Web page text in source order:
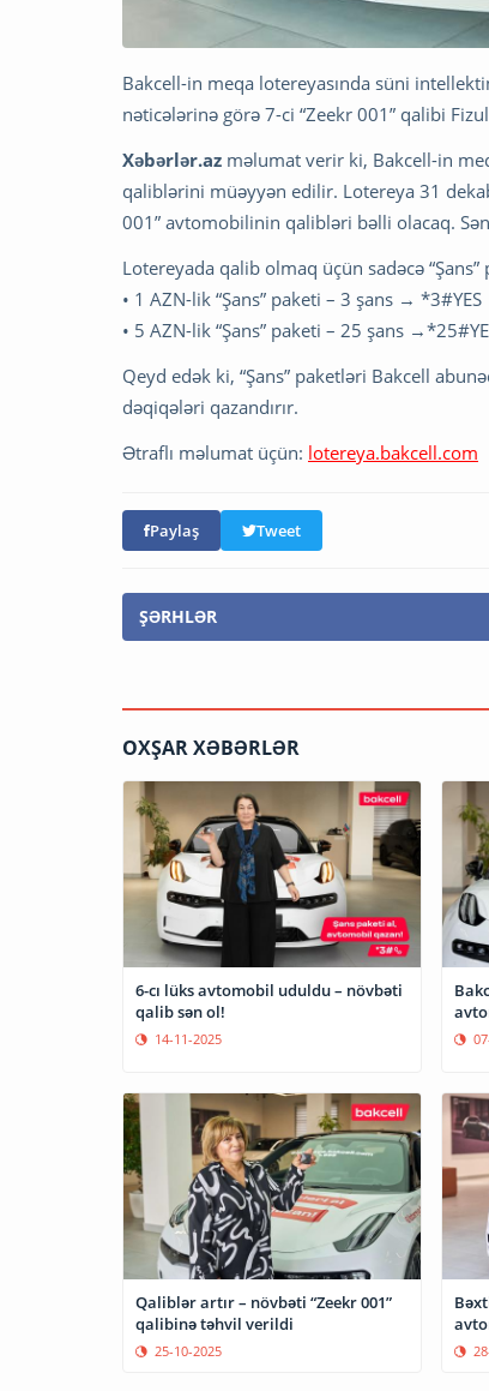
Bakcell-in meqa lotereyasında süni
nəticələrinə görə 7-ci “Zeekr 001” qalibi
Xəbərlər.az məlumat verir ki, Bakcell-in
qaliblərini müəyyən edilir. Lotereya 31
001” avtomobilinin qalibləri bəlli olacaq.
Lotereyada qalib olmaq üçün sadəcə
• 1 AZN-lik “Şans” paketi – 3 şans → *3#YES
• 5 AZN-lik “Şans” paketi – 25 şans
Qeyd edək ki, “Şans” paketləri Bakcell
dəqiqələri qazandırır.
Ətraflı məlumat üçün: lotereya.bakcell.com
Paylaş Tweet
ŞƏRHLƏR
OXŞAR XƏBƏRLƏR
6-cı lüks avtomobil uduldu – növbəti
qalib sən ol!
14-11-2025
Qaliblər artır – növbəti “Zeekr 001”
qalibinə təhvil verildi
25-10-2025